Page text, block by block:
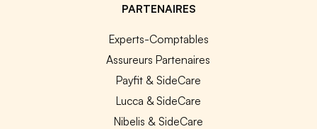
PARTENAIRES
Experts-Comptables
Assureurs Partenaires
Payfit & SideCare
Lucca & SideCare
Nibelis & SideCare